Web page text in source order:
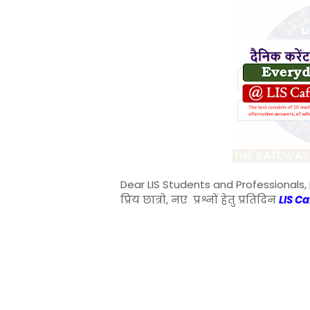
Dear LIS Students and Professionals,
प्रिय छात्रो, नए प्रश्नों हेतु प्रतिदिनLIS